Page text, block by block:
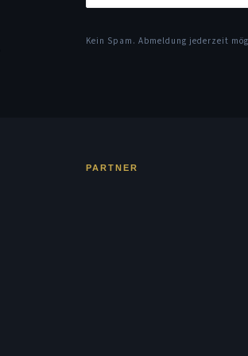
Kein Spam. Abmeldung jederzeit
PARTNER